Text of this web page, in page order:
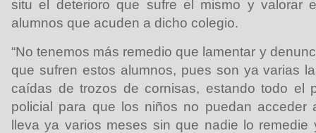
situ el deterioro que sufre el mismo y valorar
alumnos que acuden a dicho colegio.
“No tenemos más remedio que lamentar y
que sufren estos alumnos, pues son ya varias
caídas de trozos de cornisas, estando todo el
policial para que los niños no puedan acceder
lleva ya varios meses sin que nadie lo